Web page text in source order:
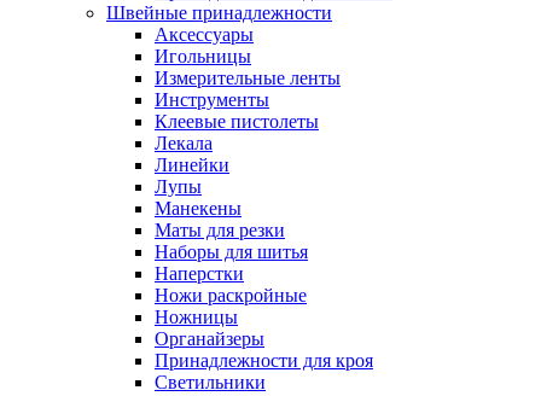
Швейные принадлежности
Аксессуары
Игольницы
Измерительные ленты
Инструменты
Клеевые пистолеты
Лекала
Линейки
Лупы
Манекены
Маты для резки
Наборы для шитья
Наперстки
Ножи раскройные
Ножницы
Органайзеры
Принадлежности для кроя
Светильники